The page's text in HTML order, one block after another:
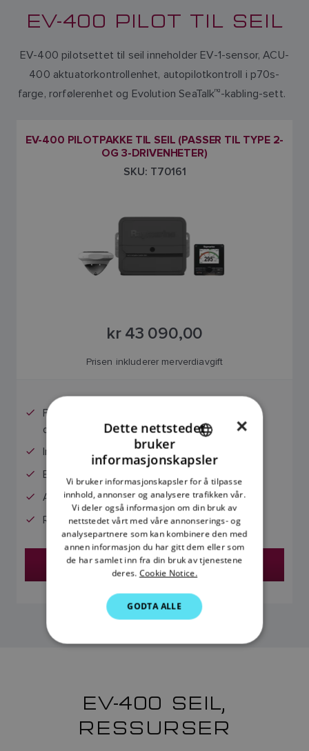
EV-400 PILOT TIL SEIL
EV-400 pilotsettet til seil inneholder EV-1-sensor, ACU-
400 aktuatorkontrollenhet, autopilotkontroll i p70s-
farge, rorfølerenhet og Evolution SeaTalkng -kabling-sett.
EV-400 PILOTPAKKE TIL SEIL (PASSER TIL TYPE 2-
OG 3-DRIVENHETER)
SKU: T70161
kr 43 090,00
Prisen inkluderer merverdiavgift
Fungerer med mekaniske eller hydrauliske
drivenheter Type 1, Type 2 eller Type 3.
Inkluderer p70s-betjeningsenhet
EV-1-sensorkjerne inkludert
ACU-400 aktuatorkontrollenhet inkludert
Rotasjonsrorføler inkludert
Finn en forhandler
EV-400 SEIL,
RESSURSER
DANISH
ITALIAN
SWEDISH
GERMAN
SPANISH
×
Dette nettstedet
bruker
informasjonskapsler
Vi bruker informasjonskapsler for å tilpasse
innhold, annonser og analysere trafikken vår.
Vi deler også informasjon om din bruk av
nettstedet vårt med våre annonserings- og
analysepartnere som kan kombinere den med
annen informasjon du har gitt dem eller som
de har samlet inn fra din bruk av tjenestene
deres. Cookie Notice.
GODTA ALLE